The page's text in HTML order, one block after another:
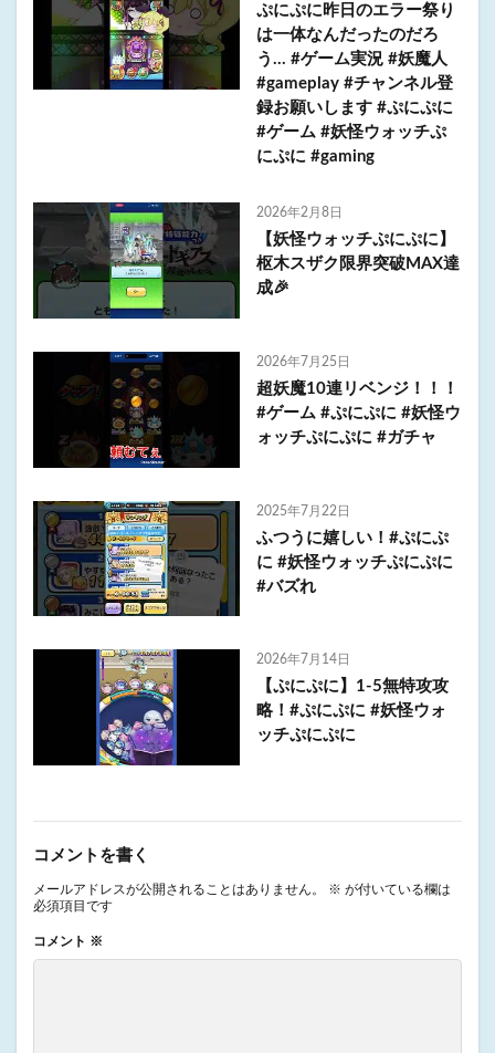
ぷにぷに昨日のエラー祭り
は一体なんだったのだろ
う… #ゲーム実況 #妖魔人
#gameplay #チャンネル登
録お願いします #ぷにぷに
#ゲーム #妖怪ウォッチぷ
にぷに #gaming
2026年2月8日
【妖怪ウォッチぷにぷに】
枢木スザク限界突破MAX達
成🎉
2026年7月25日
超妖魔10連リベンジ！！！
#ゲーム #ぷにぷに #妖怪ウ
ォッチぷにぷに #ガチャ
2025年7月22日
ふつうに嬉しい！#ぷにぷ
に #妖怪ウォッチぷにぷに
#バズれ
2026年7月14日
【ぷにぷに】1-5無特攻攻
略！#ぷにぷに #妖怪ウォ
ッチぷにぷに
コメントを書く
メールアドレスが公開されることはありません。 ※ が付いている欄は
必須項目です
コメント ※